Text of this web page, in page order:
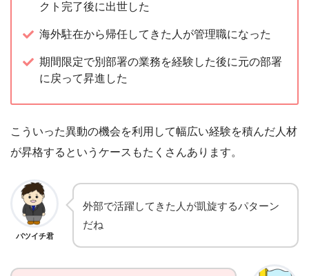
クト完了後に出世した
海外駐在から帰任してきた人が管理職になった
期間限定で別部署の業務を経験した後に元の部署
に戻って昇進した
こういった異動の機会を利用して幅広い経験を積んだ人材
が昇格するというケースもたくさんあります。
バツイチ君
外部で活躍してきた人が凱旋するパターン
だね